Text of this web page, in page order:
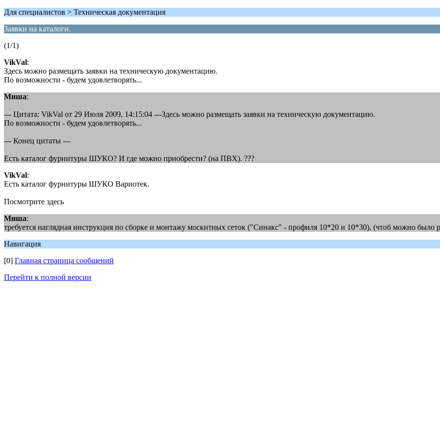
Для специалистов > Техническая документация
Заявки на каталоги.
(1/1)
VikVal:
Здесь можно размещать заявки на техническую документацию.
По возможности - будем удовлетворять...
Миша:
--- Цитата: VikVal от 29 Июля 2009, 14:15:04 ---Здесь можно размещать заявки на техническую документацию.
По возможности - будем удовлетворять...
--- Конец цитаты ---
Есть каталог фурнитуры ШУКО? И где можно приобрести? (на ПВХ). ???
VikVal:
Есть каталог фурнитуры ШУКО Вариотек.
Посмотрите здесь
Миша:
требуется наглядная инструкция по сборке и монтажу москитных сеток ("Синакс" - профиля 10*20 и 10*30), (чтоб можно было
Навигация
[0] Главная страница сообщений
Перейти к полной версии